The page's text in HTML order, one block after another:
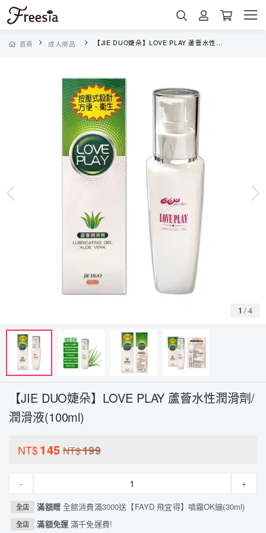
首頁 成人用品 【JIE DUO婕朵】LOVE PLAY 蘆薈水性潤滑劑/潤滑液(100ml)
1 /4
【JIE DUO婕朵】LOVE PLAY 蘆薈水性潤滑劑/
潤滑液(100ml)
NT$145 NT$199
- +
全店 滿額贈 全館消費滿3000送【FAYD 飛宜得】噴霧OK繃(30ml)
全店 滿額免運滿千免運費!